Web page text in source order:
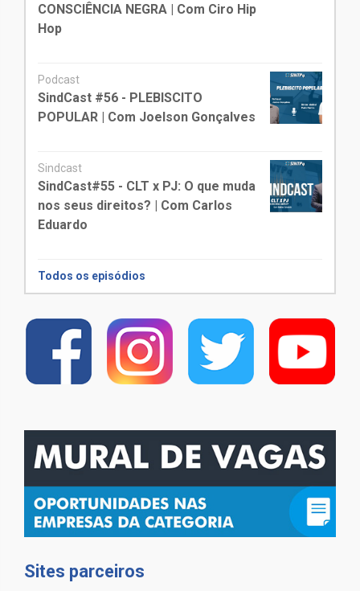
CONSCIÊNCIA NEGRA | Com Ciro Hip
Hop
Podcast
SindCast #56 - PLEBISCITO
POPULAR | Com Joelson Gonçalves
Sindcast
SindCast#55 - CLT x PJ: O que muda
nos seus direitos? | Com Carlos
Eduardo
Todos os episódios
Sites parceiros